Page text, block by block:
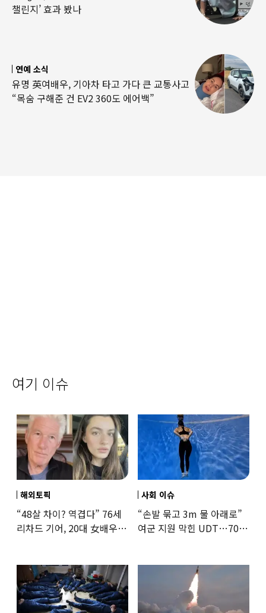
챌린지’ 효과 봤나
연예 소식
유명 英여배우, 기아차 타고 가다 큰 교통사고
“목숨 구해준 건 EV2 360도 에어백”
여기 이슈
해외토픽
“48살 차이? 역겹다” 76세
리차드 기어, 20대 女배우와
사회 이슈
“손발 묶고 3m 물 아래로”
여군 지원 막힌 UDT…707